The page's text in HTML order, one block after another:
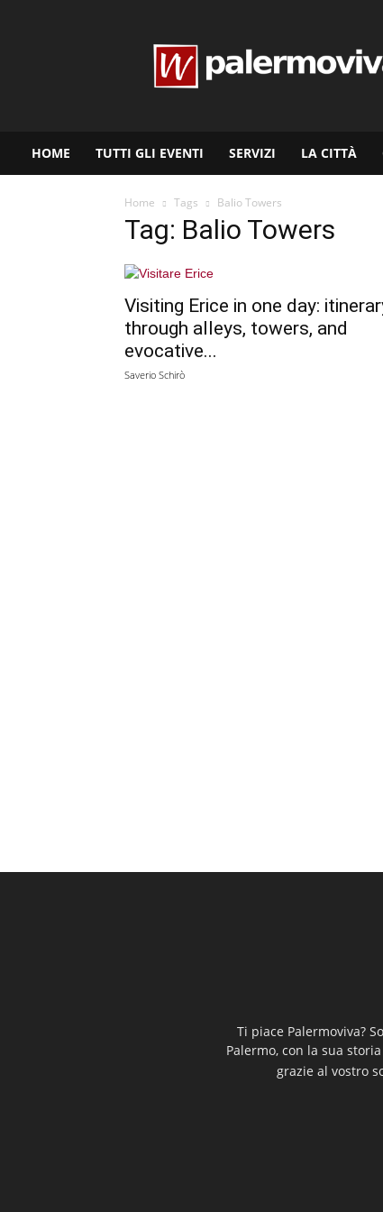
HOME TUTTI GLI EVENTI SERVIZI LA CITTÀ
Home Tags Balio Towers
Tag: Balio Towers
Visiting Erice in one day:
through alleys, towers, and
evocative...
Saverio Schirò
Ti piace Palermoviva?
Palermo, con la sua
grazie al vostro